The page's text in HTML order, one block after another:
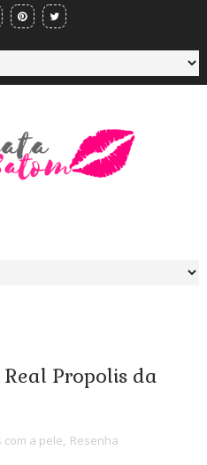
Propolis da
com a pele, Resenha